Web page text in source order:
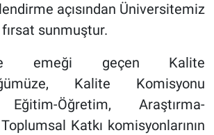
açısından Üniversitemiz
sunmuştur.
emeği geçen Kalite
Kalite Komisyonu
Öğretim, Araştırma-
Katkı komisyonlarının